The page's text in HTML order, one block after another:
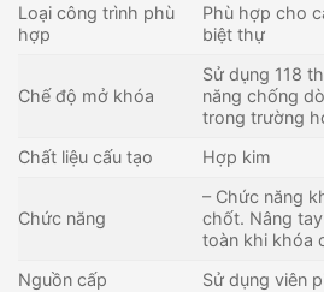
Loại công trình phù
hợp
Phù hợp cho
biệt thự
Chế độ mở khóa
Sử dụng 118
năng chống
trong trường
Chất liệu cấu tạo
Hợp kim
Chức năng
– Chức năng
chốt. Nâng
toàn khi khóa
Nguồn cấp
Sử dụng viên